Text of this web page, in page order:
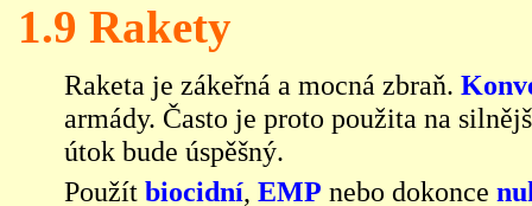
1.9 Rakety
Raketa je zákeřná a mocná zbraň.
armády. Často je proto použita na
útok bude úspěšný.
Použít biocidní, EMP nebo dokonce